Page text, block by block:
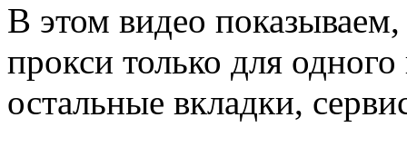
В этом видео
прокси только для
остальные вкладки,